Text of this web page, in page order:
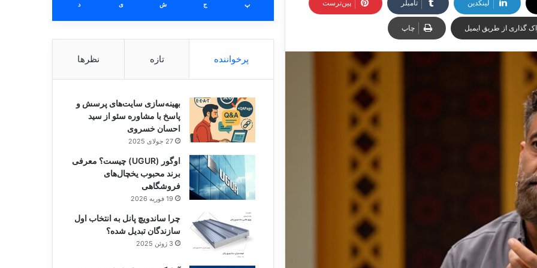
لینکدین ‫تامبلر ‫پین‌ترست
گذاری از طریق ایمیل چاپ
پ ج ش ی د
پرخواننده تازه نظرها
بهینه‌سازی سایت‌های پرسش و
پاسخ با مشاوره سئو از سید
احسان خسروی
27 جولای 2025
اوگور (UGUR) چیست؟ معرفی
برند محبوب یخچال‌های
فروشگاهی
19 فوریه 2026
چرا ساندویچ پانل به انتخاب اول
سازندگان تبدیل شده؟
3 ژوئن 2025